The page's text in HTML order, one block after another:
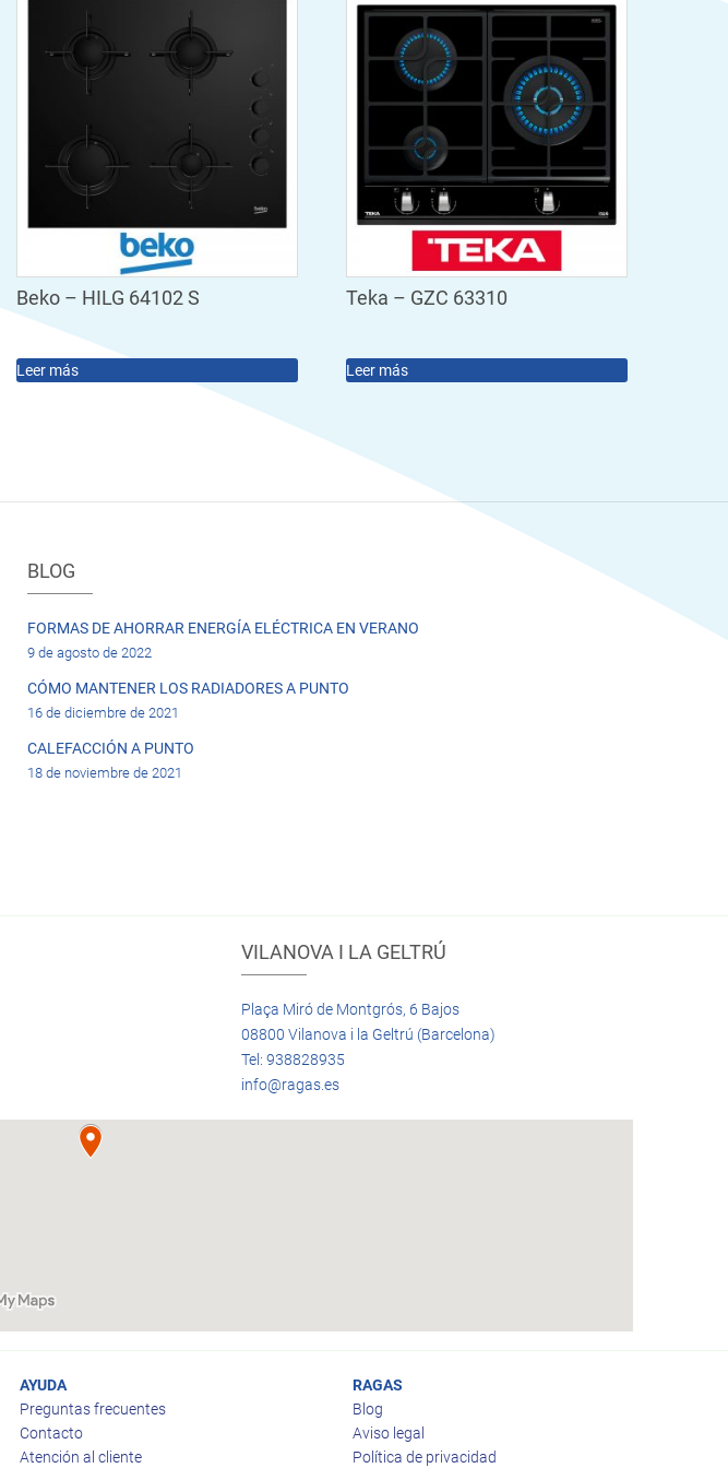
Beko – HILG 64102 S
Leer más
Teka – GZC 63310
Leer más
BLOG
FORMAS DE AHORRAR ENERGÍA ELÉCTRICA EN VERANO
9 de agosto de 2022
CÓMO MANTENER LOS RADIADORES A PUNTO
16 de diciembre de 2021
CALEFACCIÓN A PUNTO
18 de noviembre de 2021
VILANOVA I LA GELTRÚ
Plaça Miró de Montgrós, 6 Bajos
08800 Vilanova i la Geltrú (Barcelona)
Tel: 938828935
info@ragas.es
AYUDA
Preguntas frecuentes
Contacto
Atención al cliente
RAGAS
Blog
Aviso legal
Política de privacidad